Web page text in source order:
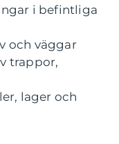
i befintliga
och väggar
trappor,
lager och